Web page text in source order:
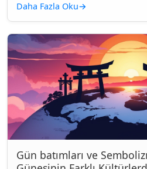
Daha Fazla Oku→
Gün batımları ve